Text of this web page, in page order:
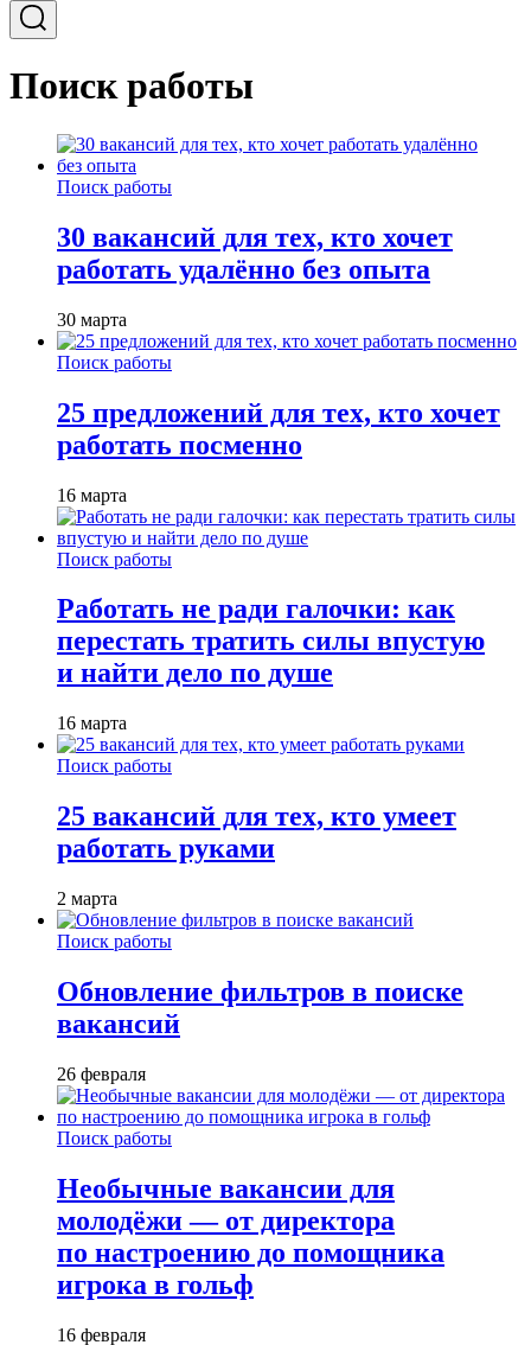
Поиск работы
Поиск работы
30 вакансий для тех, кто хочет
работать удалённо без опыта
30 марта
Поиск работы
25 предложений для тех, кто хочет
работать посменно
16 марта
Поиск работы
Работать не ради галочки: как
перестать тратить силы впустую
и найти дело по душе
16 марта
Поиск работы
25 вакансий для тех, кто умеет
работать руками
2 марта
Поиск работы
Обновление фильтров в поиске
вакансий
26 февраля
Поиск работы
Необычные вакансии для
молодёжи — от директора
по настроению до помощника
игрока в гольф
16 февраля